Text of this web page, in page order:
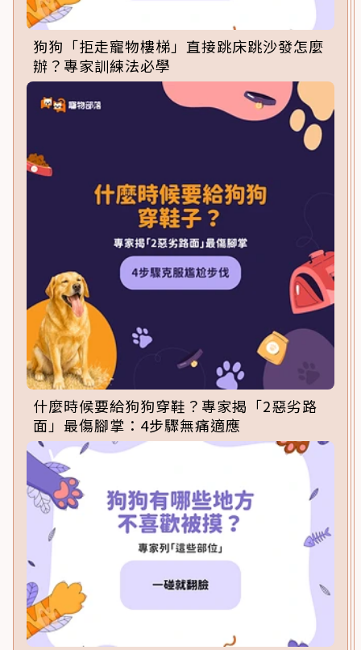
狗狗「拒走寵物樓梯」直接跳床跳沙發怎麼
辦？專家訓練法必學
什麼時候要給狗狗穿鞋？專家揭「2惡劣路
面」最傷腳掌：4步驟無痛適應